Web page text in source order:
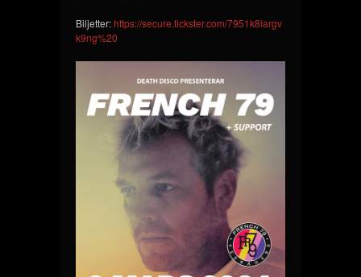
Biljetter:https://secure.tickster.com/7951k8largv
k9ng%20